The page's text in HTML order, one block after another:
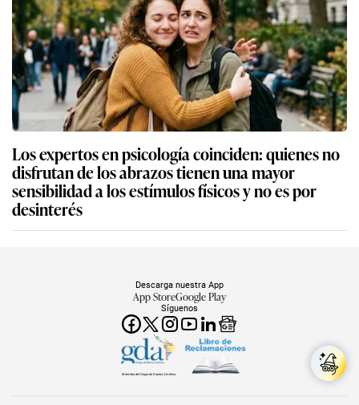
Los expertos en psicología coinciden: quienes no
disfrutan de los abrazos tienen una mayor
sensibilidad a los estímulos físicos y no es por
desinterés
Síguenos
Descarga nuestra App
App StoreGoogle Play
Miembro del Grupo de Diarios América